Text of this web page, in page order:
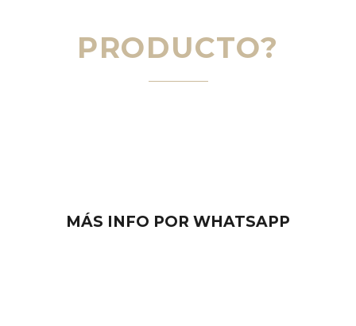
PRODUCTO?
MÁS INFO POR WHATSAPP